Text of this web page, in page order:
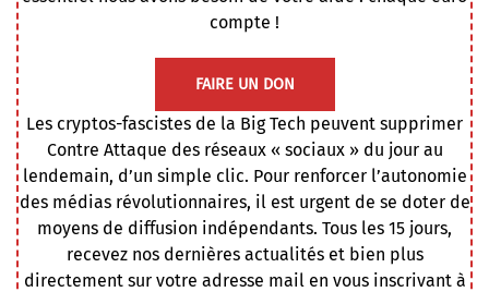
compte !
FAIRE UN DON
Les cryptos-fascistes de la Big Tech peuvent supprimer
Contre Attaque des réseaux « sociaux » du jour au
lendemain, d’un simple clic. Pour renforcer l’autonomie
des médias révolutionnaires, il est urgent de se doter de
moyens de diffusion indépendants. Tous les 15 jours,
recevez nos dernières actualités et bien plus
directement sur votre adresse mail en vous inscrivant à